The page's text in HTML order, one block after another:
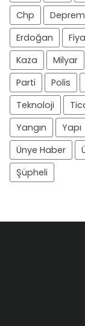
Chp
Deprem
Erdoğan
Kaza
Milyar
Parti
Polis
Teknoloji
Yangın
Yapı
Ünye Haber
Şüpheli